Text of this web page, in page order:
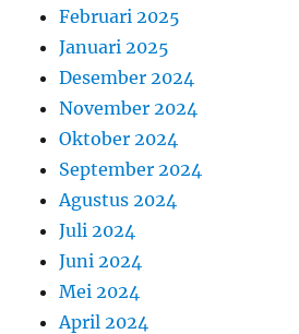
Februari 2025
Januari 2025
Desember 2024
November 2024
Oktober 2024
September 2024
Agustus 2024
Juli 2024
Juni 2024
Mei 2024
April 2024